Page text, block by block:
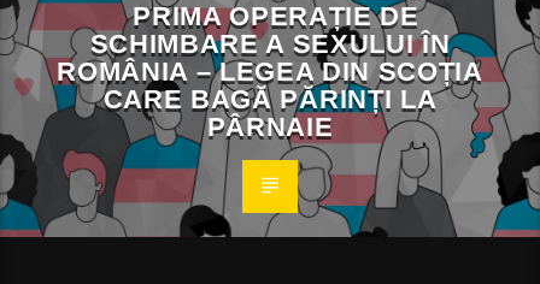
PRIMA OPERAȚIE DE
SCHIMBARE A SEXULUI ÎN
ROMÂNIA – LEGEA DIN SCOȚIA
CARE BAGĂ PĂRINȚI LA
PÂRNAIE